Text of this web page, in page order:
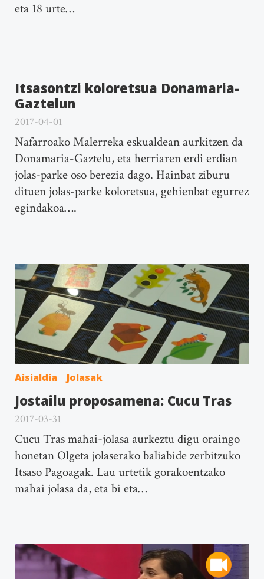
eta 18 urte…
Itsasontzi koloretsua Donamaria-
Gaztelun
2017-04-01
Nafarroako Malerreka eskualdean aurkitzen da
Donamaria-Gaztelu, eta herriaren erdi erdian
jolas-parke oso berezia dago. Hainbat ziburu
dituen jolas-parke koloretsua, gehienbat egurrez
egindakoa….
Aisialdia Jolasak
Jostailu proposamena: Cucu Tras
2017-03-31
Cucu Tras mahai-jolasa aurkeztu digu oraingo
honetan Olgeta jolaserako baliabide zerbitzuko
Itsaso Pagoagak. Lau urtetik gorakoentzako
mahai jolasa da, eta bi eta…